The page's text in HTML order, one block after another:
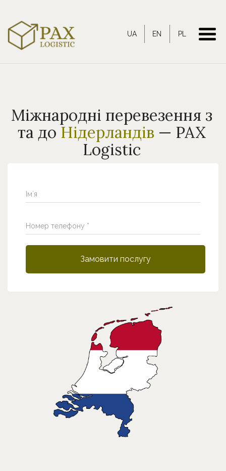
UA EN PL
Міжнародні перевезення з
та до Нідерландів — PAX
Logistic
Імʼя
Номер телефону *
Замовити послугу